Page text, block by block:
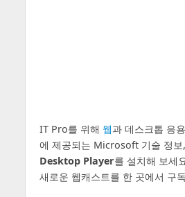
IT Pro를 위해 웹과 데스크톱 응
에 제공되는 Microsoft 기술 정보,
Desktop Player를 설치해 보세
새로운 웹캐스트를 한 곳에서 구